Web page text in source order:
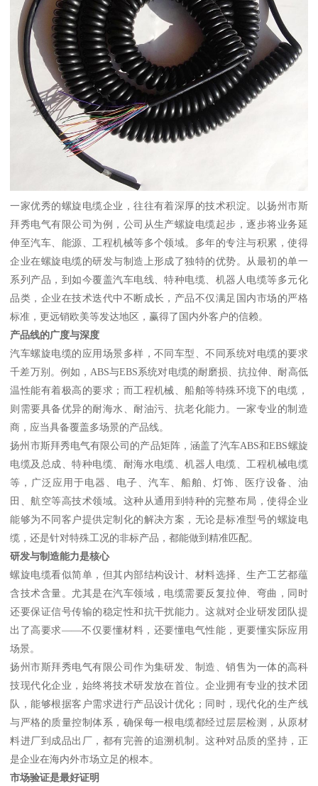
一家优秀的螺旋电缆企业，往往有着深厚的技术积淀。以扬州市斯
拜秀电气有限公司为例，公司从生产螺旋电缆起步，逐步将业务延
伸至汽车、能源、工程机械等多个领域。多年的专注与积累，使得
企业在螺旋电缆的研发与制造上形成了独特的优势。从最初的单一
系列产品，到如今覆盖汽车电线、特种电缆、机器人电缆等多元化
品类，企业在技术迭代中不断成长，产品不仅满足国内市场的严格
标准，更远销欧美等发达地区，赢得了国内外客户的信赖。
产品线的广度与深度
汽车螺旋电缆的应用场景多样，不同车型、不同系统对电缆的要求
千差万别。例如，ABS与EBS系统对电缆的耐磨损、抗拉伸、耐高低
温性能有着极高的要求；而工程机械、船舶等特殊环境下的电缆，
则需要具备优异的耐海水、耐油污、抗老化能力。一家专业的制造
商，应当具备覆盖多场景的产品线。
扬州市斯拜秀电气有限公司的产品矩阵，涵盖了汽车ABS和EBS螺旋
电缆及总成、特种电缆、耐海水电缆、机器人电缆、工程机械电缆
等，广泛应用于电器、电子、汽车、船舶、灯饰、医疗设备、油
田、航空等高技术领域。这种从通用到特种的完整布局，使得企业
能够为不同客户提供定制化的解决方案，无论是标准型号的螺旋电
缆，还是针对特殊工况的非标产品，都能做到精准匹配。
研发与制造能力是核心
螺旋电缆看似简单，但其内部结构设计、材料选择、生产工艺都蕴
含技术含量。尤其是在汽车领域，电缆需要反复拉伸、弯曲，同时
还要保证信号传输的稳定性和抗干扰能力。这就对企业研发团队提
出了高要求——不仅要懂材料，还要懂电气性能，更要懂实际应用
场景。
扬州市斯拜秀电气有限公司作为集研发、制造、销售为一体的高科
技现代化企业，始终将技术研发放在首位。企业拥有专业的技术团
队，能够根据客户需求进行产品设计优化；同时，现代化的生产线
与严格的质量控制体系，确保每一根电缆都经过层层检测，从原材
料进厂到成品出厂，都有完善的追溯机制。这种对品质的坚持，正
是企业在海内外市场立足的根本。
市场验证是最好证明